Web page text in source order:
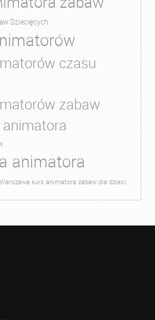
Dziecięcych
czasu
zabaw
animatora
Warszawa kurs animatora zabaw dla dzieci